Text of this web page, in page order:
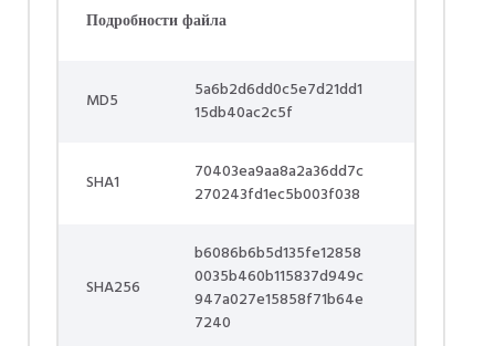
Подробности файла
MD5
5a6b2d6dd0c5e7d21dd1
15db40ac2c5f
SHA1
70403ea9aa8a2a36dd7c
270243fd1ec5b003f038
SHA256
b6086b6b5d135fe12858
0035b460b115837d949c
947a027e15858f71b64e
7240